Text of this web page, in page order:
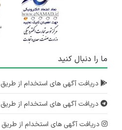
ما را دنبال کنید
دریافت آگهی های استخدام از طریق
دریافت آگهی های استخدام از طریق
دریافت آگهی های استخدام از طریق